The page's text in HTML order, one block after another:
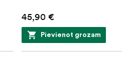
45,90 €
Pievienot grozam